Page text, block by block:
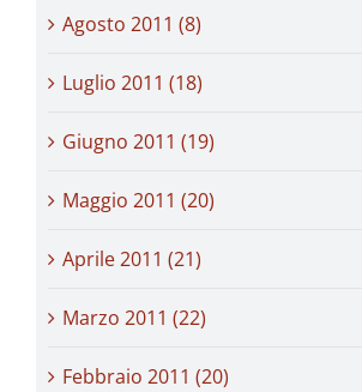
Agosto 2011 (8)
Luglio 2011 (18)
Giugno 2011 (19)
Maggio 2011 (20)
Aprile 2011 (21)
Marzo 2011 (22)
Febbraio 2011 (20)